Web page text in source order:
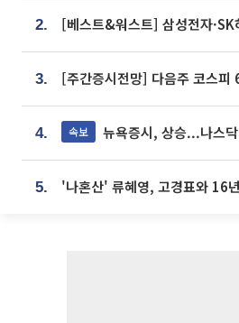
2.
3.
4. 속보 뉴욕증시, 상승...나스
5.